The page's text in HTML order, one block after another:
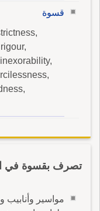
قسوة
تصرف بقسوة في
مواسير